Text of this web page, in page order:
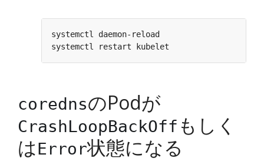
corednsのPodが
CrashLoopBackOff もしく
はError状態になる